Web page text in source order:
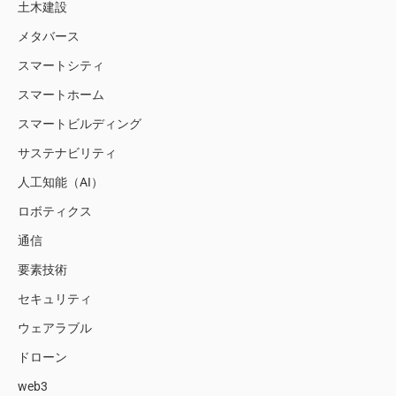
土木建設
メタバース
スマートシティ
スマートホーム
スマートビルディング
サステナビリティ
人工知能（AI）
ロボティクス
通信
要素技術
セキュリティ
ウェアラブル
ドローン
web3